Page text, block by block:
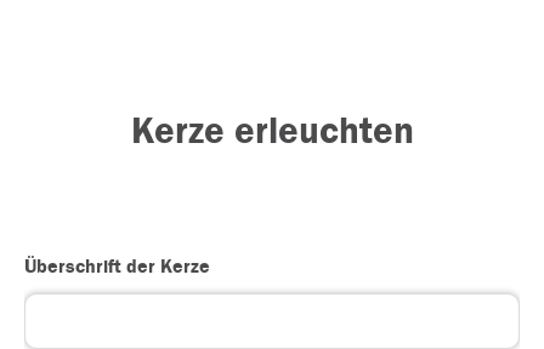
Kerze erleuchten
Überschrift der Kerze